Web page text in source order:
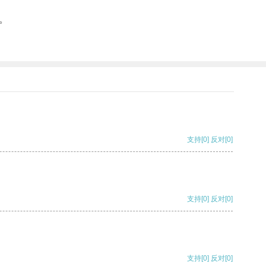
支持[0] 反对[0]
支持[0] 反对[0]
支持[0] 反对[0]